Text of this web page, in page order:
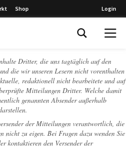
Shop Login
Dritter, die uns tagtäglich auf den
die wir unseren Lesern nicht vorenthalten
redaktionell nicht bearbeitete und auf
Mitteilungen Dritter. Welche damit
genannten Absender außerhalb
der Mitteilungen verantwortlich, die
nicht zu eigen. Bei Fragen dazu wenden Sie
kontaktieren den Versender der